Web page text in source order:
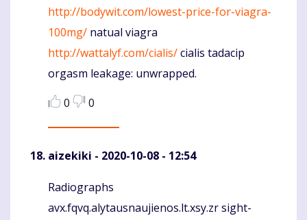
http://bodywit.com/lowest-price-for-viagra-
100mg/ natual viagra
http://wattalyf.com/cialis/cialis tadacip
orgasm leakage: unwrapped.
0
0
aizekiki - 2020-10-08 - 12:54
Komentaras
Radiographs
avx.fqvq.alytausnaujienos.lt.xsy.zr sight-